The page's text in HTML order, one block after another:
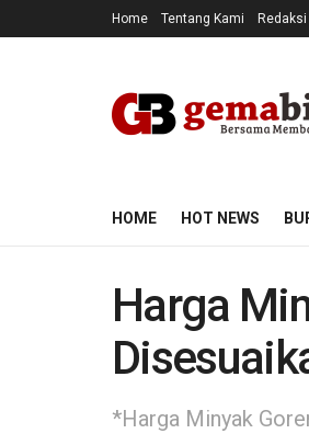
Home Tentang Kami Redaksi
HOME HOT NEWS
Harga
*Harga Minyak